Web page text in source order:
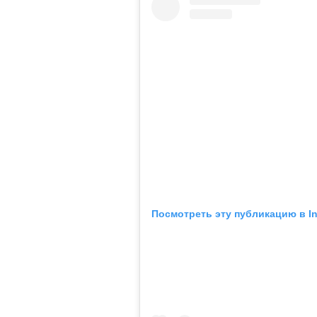
Посмотреть эту публикацию в